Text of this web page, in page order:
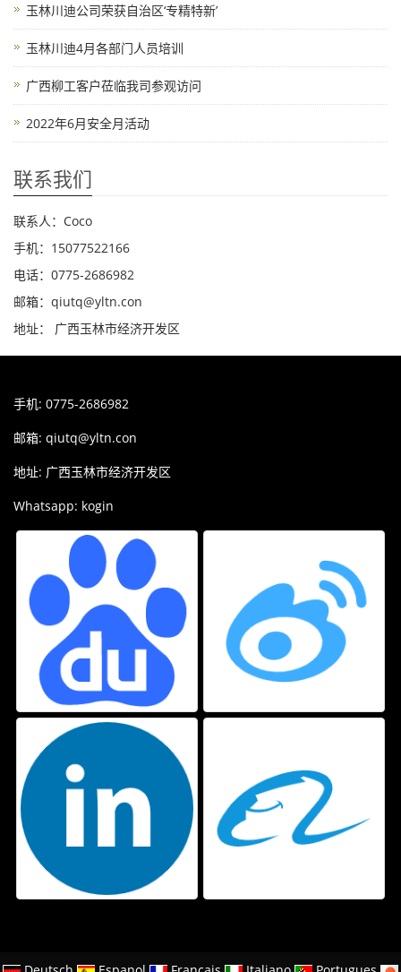
玉林川迪公司荣获自治区‘专精特新’
玉林川迪4月各部门人员培训
广西柳工客户莅临我司参观访问
2022年6月安全月活动
联系我们
联系人：Coco
手机：15077522166
电话：0775-2686982
邮箱：qiutq@yltn.con
地址： 广西玉林市经济开发区
手机: 0775-2686982
邮箱: qiutq@yltn.con
地址: 广西玉林市经济开发区
Whatsapp: kogin